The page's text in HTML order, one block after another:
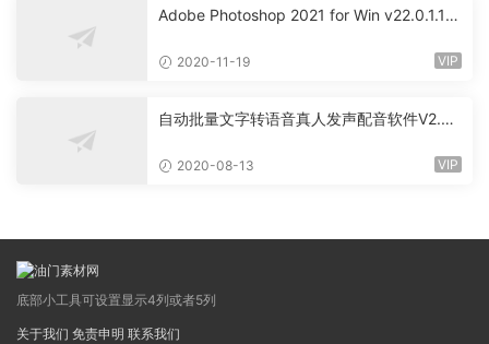
Adobe Photoshop 2021 for Win v22.0.1.17
2020-11-19 VIP
自动批量文字转语音真人发声配音软件V2.6
2020-08-13 VIP
底部小工具可设置显示4列或者5列
关于我们 免责申明 联系我们